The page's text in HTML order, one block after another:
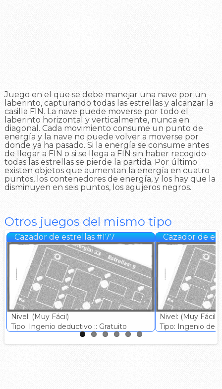
Juego en el que se debe manejar una nave por un
laberinto, capturando todas las estrellas y alcanzar la
casilla FIN. La nave puede moverse por todo el
laberinto horizontal y verticalmente, nunca en
diagonal. Cada movimiento consume un punto de
energía y la nave no puede volver a moverse por
donde ya ha pasado. Si la energía se consume antes
de llegar a FIN o si se llega a FIN sin haber recogido
todas las estrellas se pierde la partida. Por último
existen objetos que aumentan la energía en cuatro
puntos, los contenedores de energía, y los hay que la
disminuyen en seis puntos, los agujeros negros.
Otros juegos del mismo tipo
Cazador de estrellas #177
Nivel: (Muy Fácil)
Tipo: Ingenio deductivo :: Gratuito
Cazador de
Nivel: (Muy Fácil)
Tipo: Ingenio